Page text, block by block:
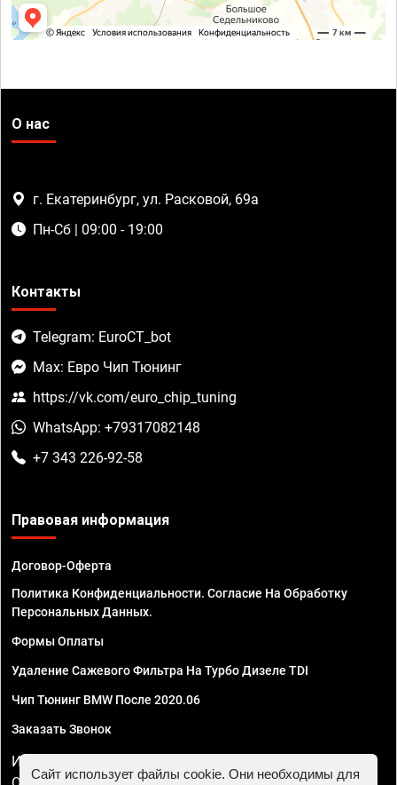
О нас
г. Екатеринбург, ул. Расковой, 69а
Пн-Сб | 09:00 - 19:00
Контакты
Telegram: EuroCT_bot
Max: Евро Чип Тюнинг
https://vk.com/euro_chip_tuning
WhatsApp: +79317082148
+7 343 226-92-58
Правовая информация
Договор-Оферта
Политика Конфиденциальности. Согласие На Обработку
Персональных Данных.
Формы Оплаты
Удаление Сажевого Фильтра На Турбо Дизеле TDI
Чип Тюнинг BMW После 2020.06
Заказать Звонок
ИП Смирнов Георгий Павлович. ИНН 781302555843,
Сайт использует файлы cookie. Они необходимы для